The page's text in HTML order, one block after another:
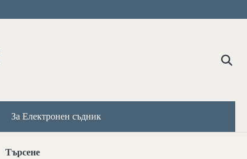
За Електронен съдник
Търсене